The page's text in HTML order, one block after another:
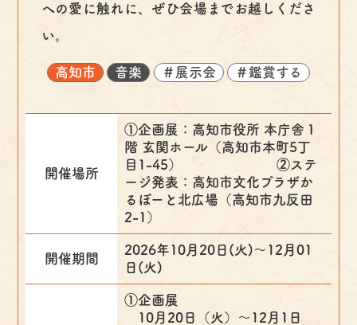
への愛に触れに、ぜひ会場までお越しくださ
い。
高知市 音楽 ＃展示会 ＃鑑賞する
開催場所
①企画展：高知市役所 本庁舎１
階 玄関ホール（高知市本町5丁
目1-45） ②ステ
ージ発表：高知市文化プラザか
るぽーと北広場（高知市九反田
2-1）
開催期間
2026年10月20日(火)〜12月01
日(火)
①企画展
10月20日（火）～12月1日